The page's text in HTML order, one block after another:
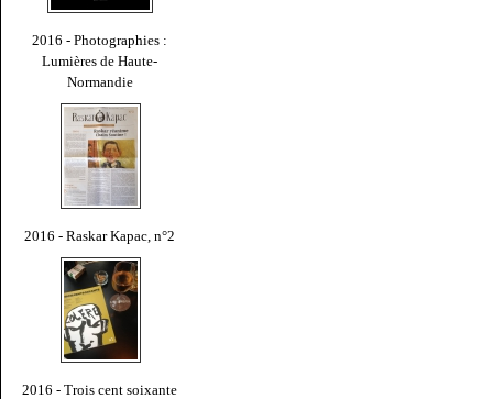
2016 - Photographies :
Lumières de Haute-
Normandie
2016 - Raskar Kapac, n°2
2016 - Trois cent soixante